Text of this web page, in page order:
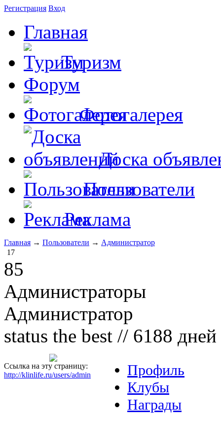
Регистрация Вход
Главная
Туризм
Форум
Фотогалерея
Доска
Пользователи
Реклама
Главная → Пользователи → Администратор
17
85
Администраторы
Администратор
status the best // 6188 дней
Ссылка на эту страницу:
http://klinlife.ru/users/admin
Профиль
Клубы
Награды